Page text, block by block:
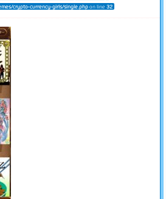
crypto-currency-girls/single.php on line32